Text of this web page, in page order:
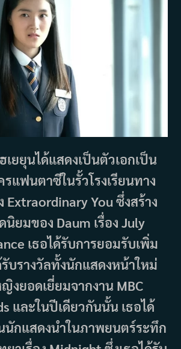
เยยุนได้แสดงเป็นตัวเอกเป็น
แฟนตาซีในรั้วโรงเรียนทาง
Extraordinary You ซึ่งสร้าง
ยมของ Daum เรื่อง July
เธอได้รับการยอมรับเพิ่ม
บรางวัลทั้งนักแสดงหน้าใหม่
งยอดเยี่ยมจากงาน MBC
และในปีเดียวกันนั้น เธอได้
นักแสดงนำในภาพยนตร์ระทึก